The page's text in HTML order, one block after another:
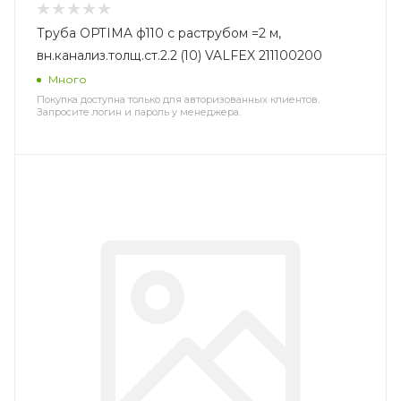
Труба OPTIMA ф110 с раструбом =2 м,
вн.канализ.толщ.ст.2.2 (10) VALFEX 211100200
Много
Покупка доступна только для авторизованных клиентов.
Запросите логин и пароль у менеджера.